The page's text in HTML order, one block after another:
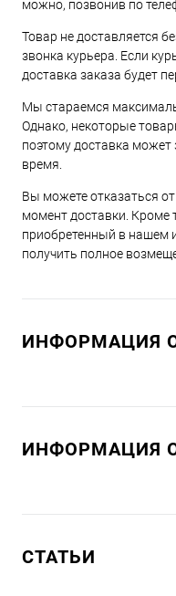
можно, позвонив по
Товар не доставляется
звонка курьера. Если
доставка заказа будет
Мы стараемся
Однако, некоторые
поэтому доставка
время.
Вы можете отказаться
момент доставки. Кроме
приобретенный в нашем
получить полное
ИНФОРМАЦИЯ
ИНФОРМАЦИЯ
СТАТЬИ